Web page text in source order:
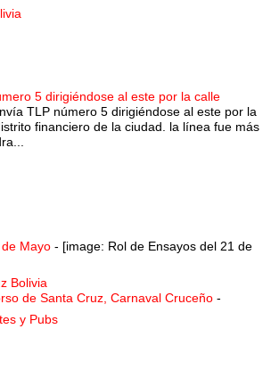
5 dirigiéndose al este por la calle
TLP número 5 dirigiéndose al este por la
financiero de la ciudad. la línea fue más
Mayo - [image: Rol de Ensayos del 21 de
Bolivia
de Santa Cruz, Carnaval Cruceño -
y Pubs